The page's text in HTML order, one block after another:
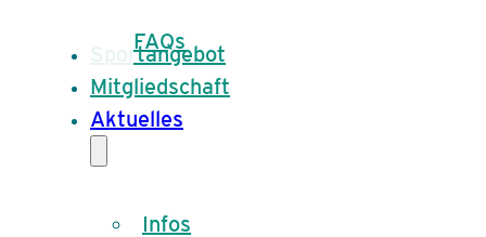
FAQs
Sportangebot
Mitgliedschaft
Aktuelles
Infos